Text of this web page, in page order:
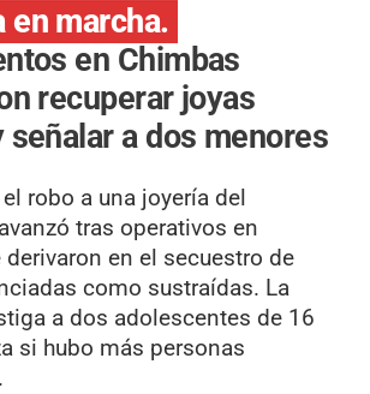
en marcha.
en Chimbas
recuperar joyas
señalar a dos menores
robo a una joyería del
tras operativos en
derivaron en el secuestro de
como sustraídas. La
a dos adolescentes de 16
si hubo más personas